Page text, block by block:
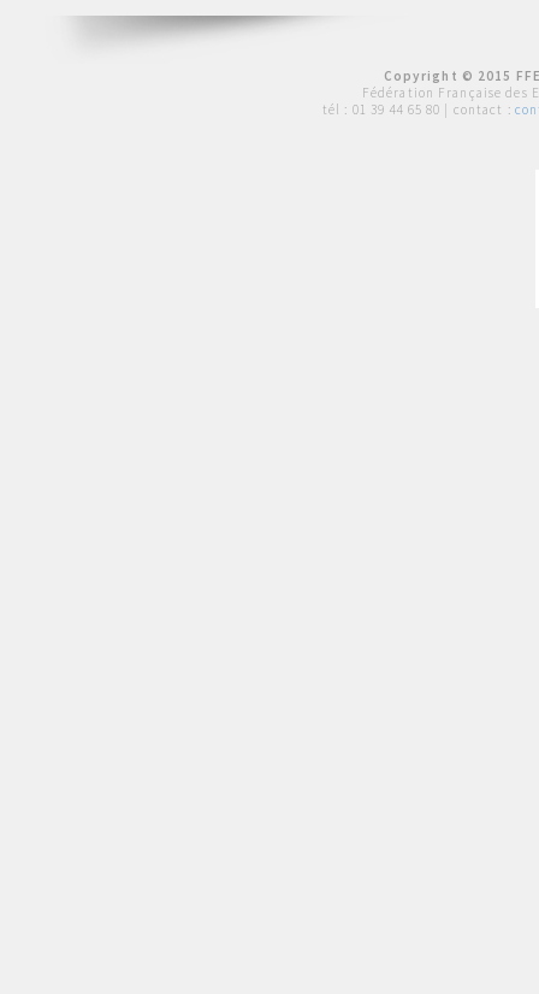
Copyright © 2015
Fédération Française des
tél : 01 39 44 65 80 | contact :